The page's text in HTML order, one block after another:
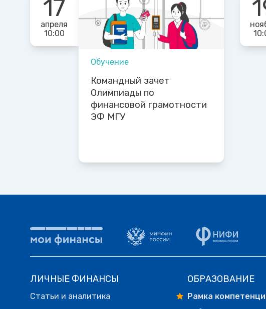
17
апреля
10:00
Обучение
Командный зачет
Олимпиады по
финансовой грамотности
ЭФ МГУ
ЛИЧНЫЕ ФИНАНСЫ
Статьи и аналитика
ОБРАЗОВАНИЕ
Рамка